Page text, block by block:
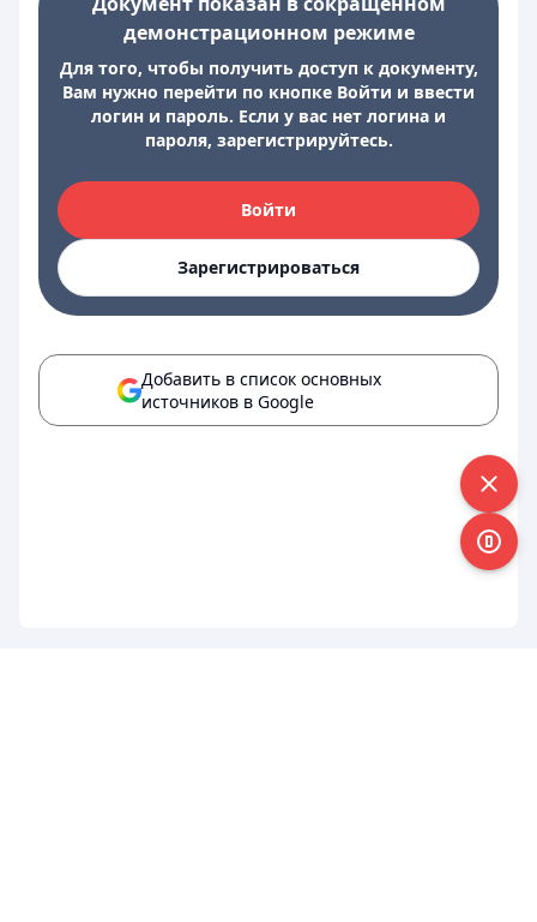
демонстрационном режиме
Для того, чтобы получить доступ к документу,
Вам нужно перейти по кнопке Войти и ввести
логин и пароль. Если у вас нет логина и
пароля, зарегистрируйтесь.
Войти
Зарегистрироваться
Добавить в список основных
источников в Google